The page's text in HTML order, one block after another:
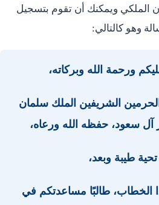
الملكي ويمكنك أن تقوم بتسجيل
وهو كالتالي:
ورحمة الله وبركاته،
الشريفين الملك سلمان
آل سعود، حفظه الله ورعاه،
تحية طيبة وبعد،
الخطاب، طالبًا مساعدتكم في